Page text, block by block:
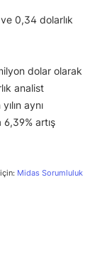
0,34 dolarlık
dolar olarak
analist
aynı
artış
Midas Sorumluluk